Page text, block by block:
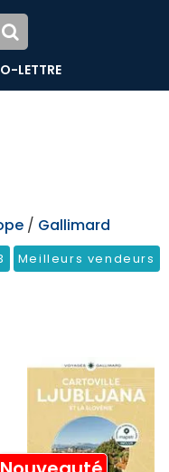
LETTRE
/ Gallimard
Meilleurs vendeurs